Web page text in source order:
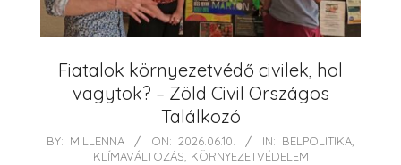
Fiatalok környezetvédő civilek, hol
vagytok? – Zöld Civil Országos
Találkozó
2026-
BY: MILLENNA ON: 2026.06.10. IN: BELPOLITIKA,
KLÍMAVÁLTOZÁS, KÖRNYEZETVÉDELEM